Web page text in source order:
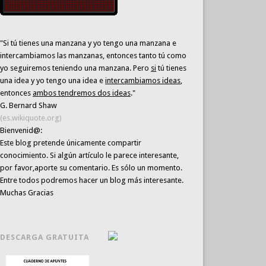
"Si tú tienes una manzana y yo tengo una manzana e
intercambiamos las manzanas, entonces tanto tú como
yo seguiremos teniendo una manzana. Pero si tú tienes
una idea y yo tengo una idea eintercambiamos ideas,
entoncesambos tendremos dos ideas."
G. Bernard Shaw
(es.wikiquote.org)
Bienvenid@:
Este blog pretende únicamentecompartir
conocimiento. Si algún artículo le parece interesante,
por favor,aporte su comentario. Es sólo un momento.
Entre todos podremos hacer un blog más interesante.
Muchas Gracias
DESCARGA GRATUITA